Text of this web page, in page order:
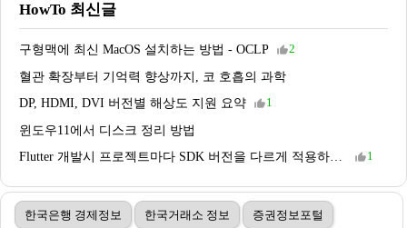
HowTo 최신글
구형맥에 최신 MacOS 설치하는 방법 - OCLP thumb_up_alt2
혈관 확장부터 기억력 향상까지, 코 호흡의 과학
DP, HDMI, DVI 버전별 해상도 지원 요약
thumb_up_alt1
윈도우11에서 디스크 정리 방법
Flutter 개발시 프로젝트마다 SDK 버전을 다르게 적용하는 방법
thumb_up_alt1
한국은행 경제정보 한국거래소 정보 증권정보포털